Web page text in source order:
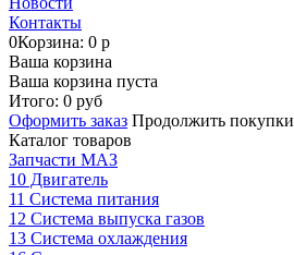
Контакты
0Корзина: 0 р
Ваша корзина
Ваша корзина пуста
Итого: 0 руб
Оформить заказ Продолжить покупки
Каталог товаров
Запчасти МАЗ
10 Двигатель
11 Система питания
12 Система выпуска газов
13 Система охлаждения